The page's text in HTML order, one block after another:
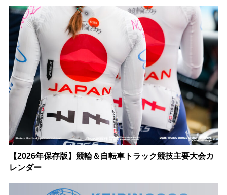
【2026年保存版】競輪＆自転車トラック競技主要大会カ
レンダー